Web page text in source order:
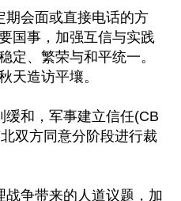
期会面或直接电话的方
国事，加强互信与实践
定、繁荣与和平统一。
天造访平壤。
和，军事建立信任(CB
双方同意分阶段进行裁
争带来的人道议题，加